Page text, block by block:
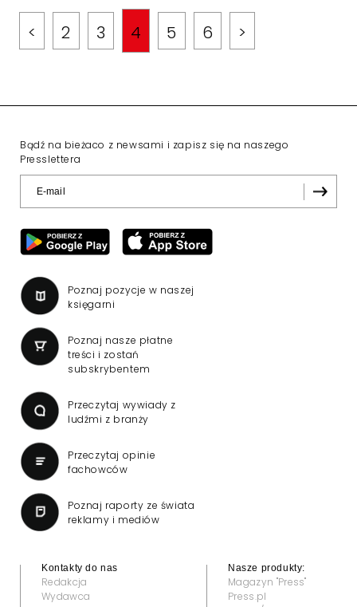
< 2 3 4 5 6 >
Bądź na bieżaco z newsami i zapisz się na naszego
Presslettera
Poznaj pozycje w naszej
księgarni
Poznaj nasze płatne
treści i zostań
subskrybentem
Przeczytaj wywiady z
ludźmi z branży
Przeczytaj opinie
fachowców
Poznaj raporty ze świata
reklamy i mediów
Kontakty do nas
Redakcja
Wydawca
Nasze produkty:
Magazyn "Press"
Press.pl